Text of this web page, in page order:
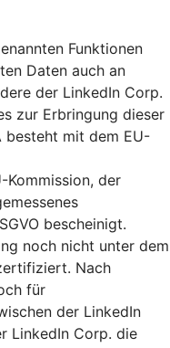
Funktionen
Daten auch an
der LinkedIn Corp.
zur Erbringung dieser
besteht mit dem EU-
Kommission, der
bescheinigt.
noch nicht unter dem
Nach
für
der LinkedIn
LinkedIn Corp. die